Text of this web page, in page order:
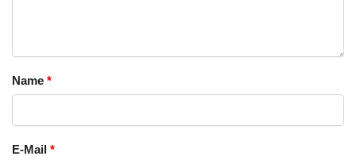
Name *
E-Mail *